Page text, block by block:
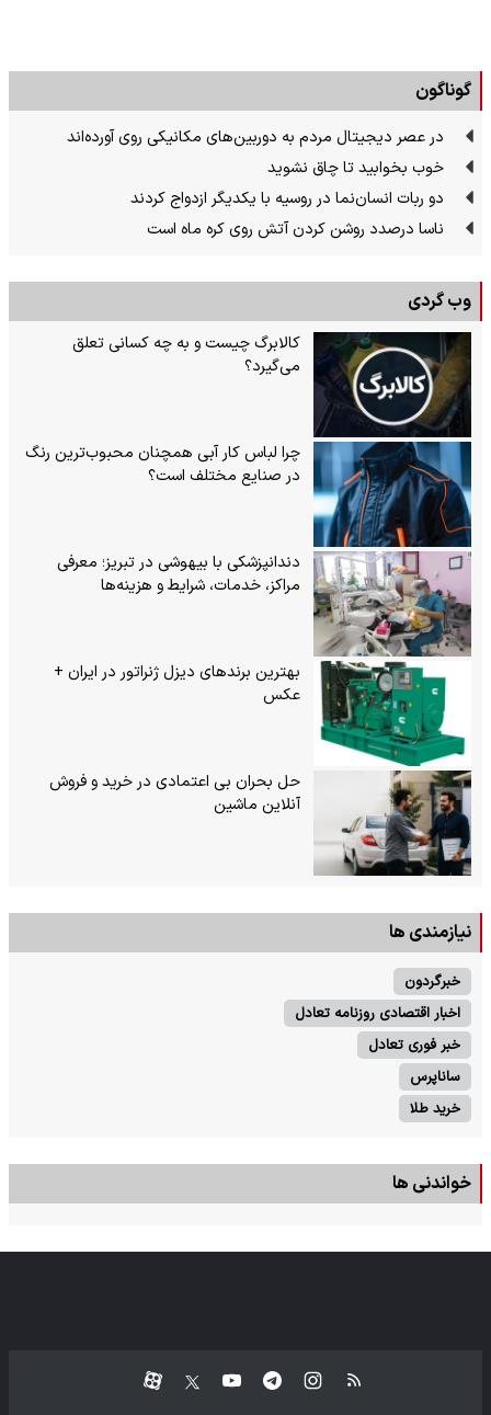
گوناگون
در عصر دیجیتال مردم به دوربین‌های مکانیکی روی آورده‌اند
خوب بخوابید تا چاق نشوید
دو ربات انسان‌نما در روسیه با یکدیگر ازدواج کردند
ناسا درصدد روشن کردن آتش روی کره ماه است
وب گردی
کالابرگ چیست و به چه کسانی تعلق
می‌گیرد؟
چرا لباس کار آبی همچنان محبوب‌ترین رنگ
در صنایع مختلف است؟
دندانپزشکی با بیهوشی در تبریز؛ معرفی
مراکز، خدمات، شرایط و هزینه‌ها
بهترین برندهای دیزل ژنراتور در ایران +
عکس
حل بحران بی‌ اعتمادی در خرید و فروش
آنلاین ماشین
نیازمندی ها
خبرگردون
اخبار اقتصادی روزنامه تعادل
خبر فوری تعادل
ساناپرس
خرید طلا
خواندنی ها